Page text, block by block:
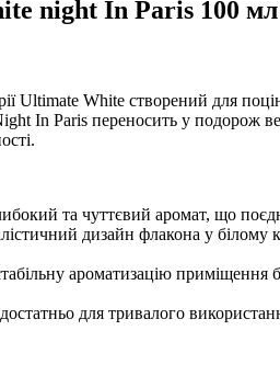
night In Paris 100 мл
Ultimate White створений для
In Paris переносить у подорож
та чуттєвий аромат, що
дизайн флакона у білому
ароматизацію приміщення
для тривалого